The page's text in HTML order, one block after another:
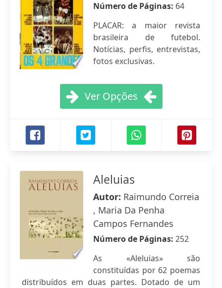
Número de Páginas: 64
PLACAR: a maior revista
brasileira de futebol.
Notícias, perfis, entrevistas,
fotos exclusivas.
Ver Opções
Aleluias
Autor: Raimundo Correia
, Maria Da Penha
Campos Fernandes
Número de Páginas: 252
As «Aleluias» são
constituídas por 62 poemas
distribuídos em duas partes. Dotado de um